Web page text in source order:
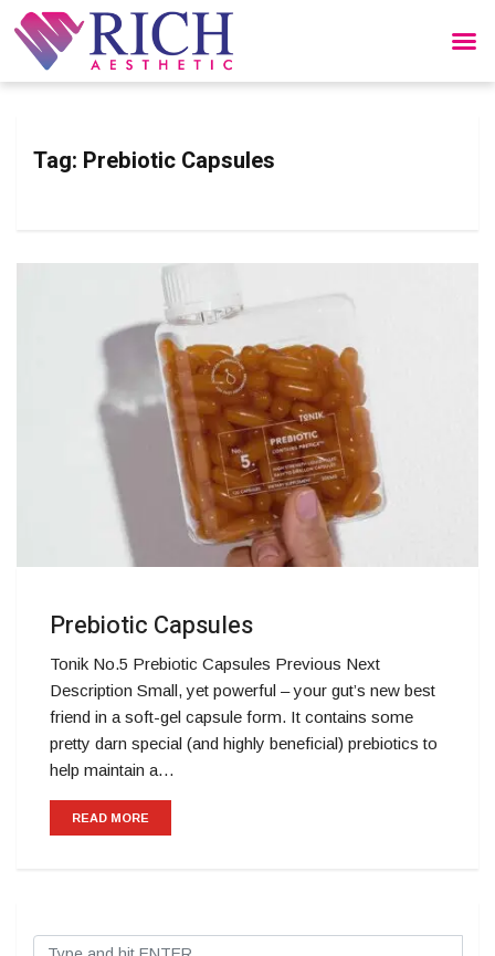
Tag: Prebiotic Capsules
Prebiotic Capsules
Tonik No.5 Prebiotic Capsules Previous Next
Description Small, yet powerful – your gut’s new best
friend in a soft-gel capsule form. It contains some
pretty darn special (and highly beneficial) prebiotics to
help maintain a…
READ MORE